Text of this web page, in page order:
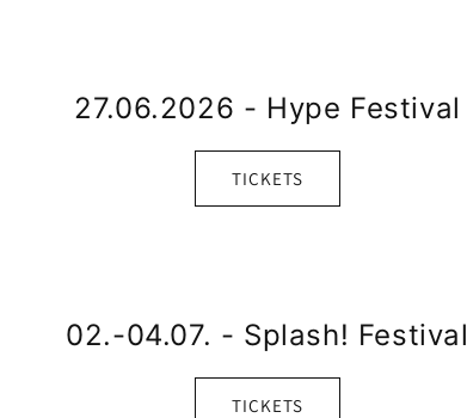
27.06.2026 - Hype Festival
TICKETS
02.-04.07. - Splash! Festival
TICKETS